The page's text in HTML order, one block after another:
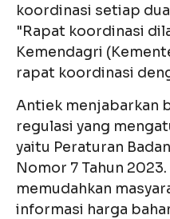
koordinasi setiap
"Rapat koordinasi
Kemendagri
rapat koordinasi
Antiek menjabarkan
regulasi yang
yaitu Peraturan
Nomor 7 Tahun
memudahkan
informasi harga